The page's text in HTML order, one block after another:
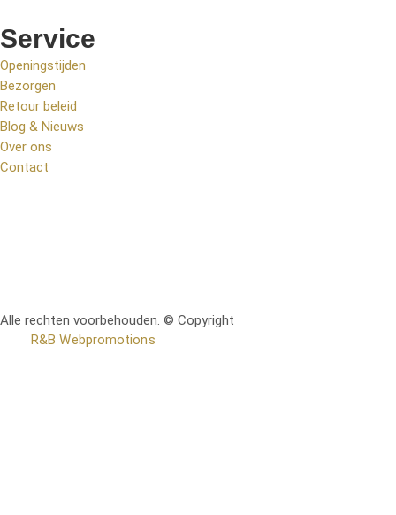
Service
Openingstijden
Bezorgen
Retour beleid
Blog & Nieuws
Over ons
Contact
Alle rechten voorbehouden. © Copyright
R&B Webpromotions